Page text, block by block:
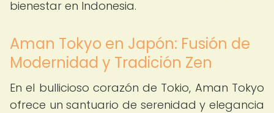
bienestar en Indonesia.
Aman Tokyo en Japón: Fusión de
Modernidad y Tradición Zen
En el bullicioso corazón de Tokio, Aman Tokyo
ofrece un santuario de serenidad y elegancia